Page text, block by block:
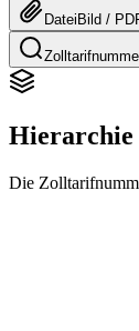
Datei Bild /
Die